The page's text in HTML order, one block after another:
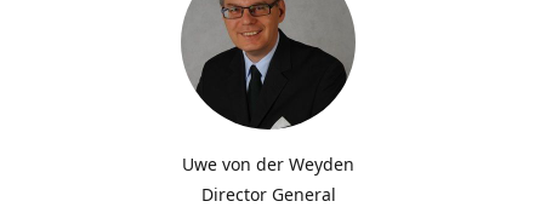
Uwe von der Weyden
Director General